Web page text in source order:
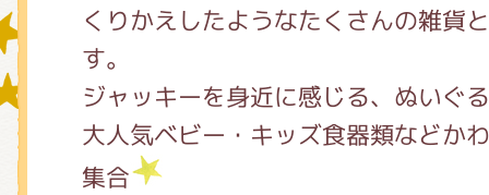
くりかえしたようなたくさんの雑貨
す。
ジャッキーを身近に感じる、ぬいぐ
大人気ベビー・キッズ食器類などか
集合
おたのしみコンテンツ(クイズ・
チア ジャッキーズ！